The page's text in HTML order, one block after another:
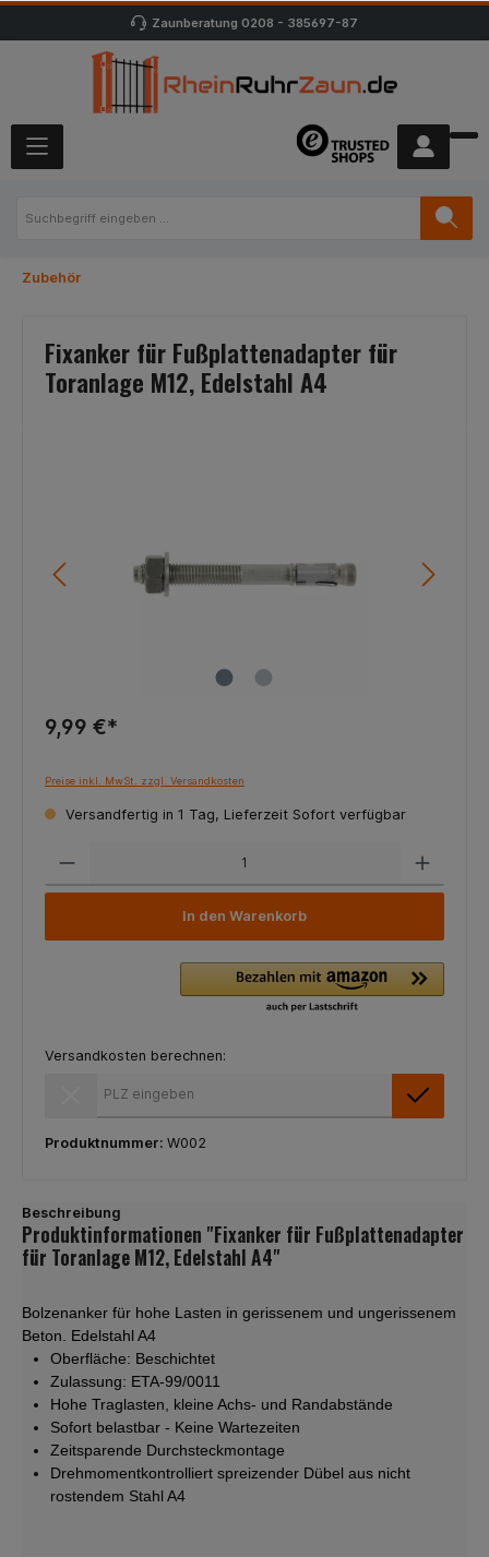
Zaunberatung 0208 - 385697-87
Zubehör
Fixanker für Fußplattenadapter für
Toranlage M12, Edelstahl A4
9,99 €*
Preise inkl. MwSt. zzgl. Versandkosten
Versandfertig in 1 Tag, Lieferzeit Sofort verfügbar
In den Warenkorb
Versandkosten berechnen:
Produktnummer: W002
Beschreibung
Produktinformationen "Fixanker für Fußplattenadapter
für Toranlage M12, Edelstahl A4"
Bolzenanker für hohe Lasten in gerissenem und ungerissenem
Beton. Edelstahl A4
Oberfläche: Beschichtet
Zulassung: ETA-99/0011
Hohe Traglasten, kleine Achs- und Randabstände
Sofort belastbar - Keine Wartezeiten
Zeitsparende Durchsteckmontage
Drehmomentkontrolliert spreizender Dübel aus nicht
rostendem Stahl A4